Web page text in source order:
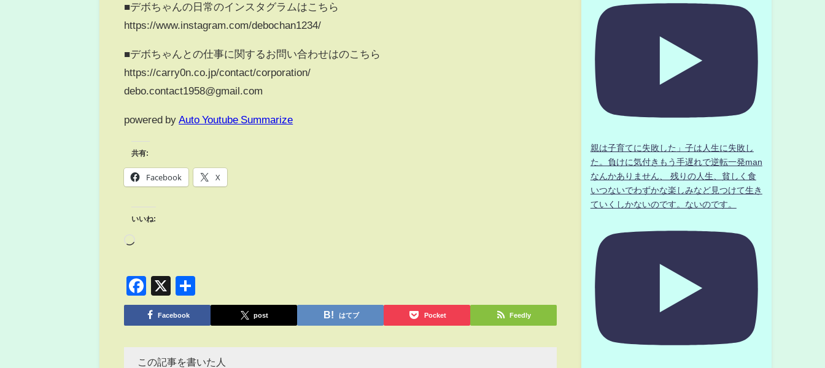
■デボちゃんの日常のインスタグラムはこちら
https://www.instagram.com/debochan1234/
■デボちゃんとの仕事に関するお問い合わせはのこちら
https://carry0n.co.jp/contact/corporation/
debo.contact1958@gmail.com
powered by Auto Youtube Summarize
共有:
Facebook X
いいね:
Facebook
X
有
Facebook post はてブ Pocket Feedly
この記事を書いた人
親は子育てに失敗した」子は人生に失敗し
た。負けに気付きもう手遅れで逆転一発man
なんかありません、 残りの人生、貧しく食
いつないでわずかな楽しみなど見つけて生き
ていくしかないのです。ないのです。